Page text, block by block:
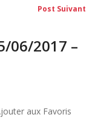
Post Suivant
06/2017 –
aux Favoris